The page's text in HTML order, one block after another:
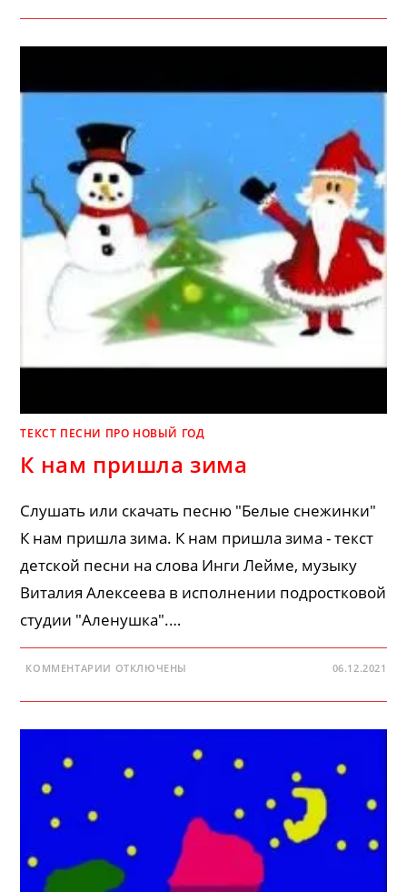
ГДЕ
ГОД
ТЕКСТ ПЕСНИ ПРО НОВЫЙ ГОД
К нам пришла зима
Слушать или скачать песню "Белые снежинки"
К нам пришла зима. К нам пришла зима - текст
детской песни на слова Инги Лейме, музыку
Виталия Алексеева в исполнении подростковой
студии "Аленушка".…
КОММЕНТАРИИ К
НАМ
ЗИМА
ОТКЛЮЧЕНЫ 06.12.2021